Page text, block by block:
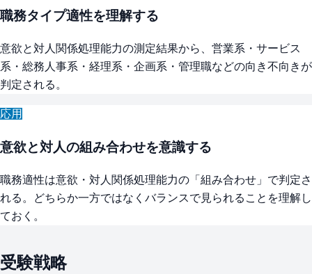
職務タイプ適性を理解する
意欲と対人関係処理能力の測定結果から、営業系・サービス
系・総務人事系・経理系・企画系・管理職などの向き不向きが
判定される。
応用
意欲と対人の組み合わせを意識する
職務適性は意欲・対人関係処理能力の「組み合わせ」で判定さ
れる。どちらか一方ではなくバランスで見られることを理解し
ておく。
受験戦略